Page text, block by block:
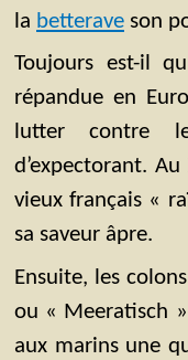
la betterave son
Toujours est-il
répandue en
lutter contre le
d’expectorant.
vieux français «
sa saveur âpre.
Ensuite, les
ou « Meeratisch
aux marins une